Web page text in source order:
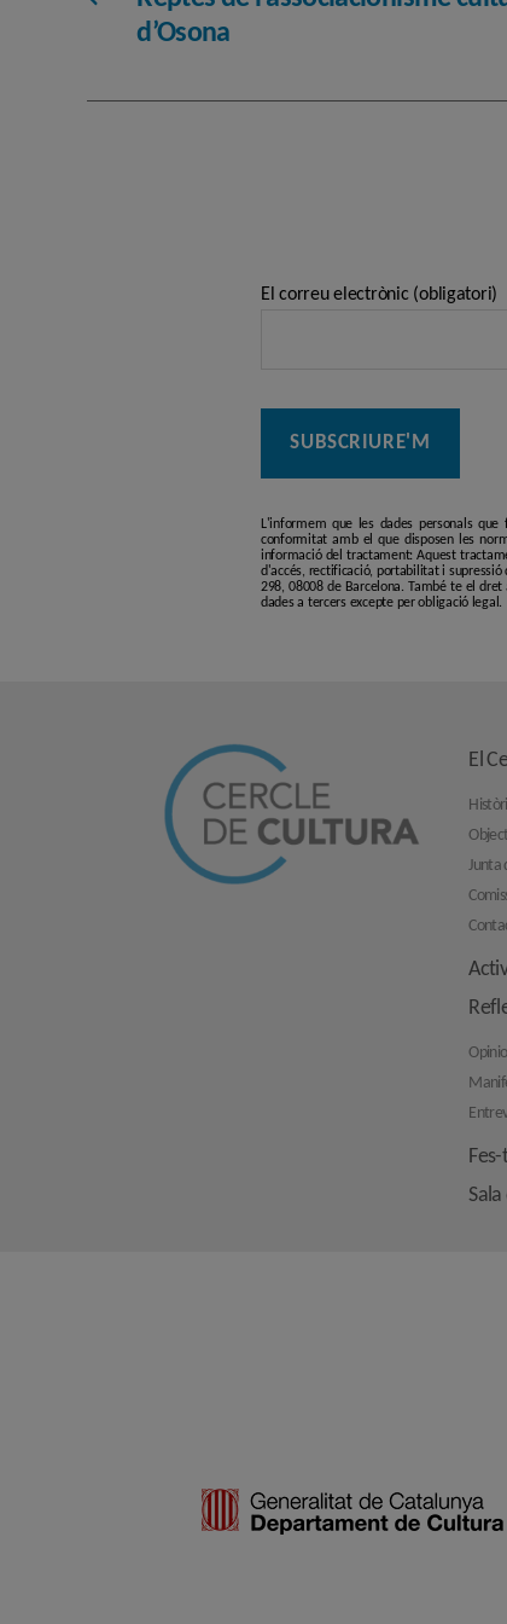
d’Osona
El correu electrònic (obligatori)
L'informem que les dades personals que
conformitat amb el que disposen les
informació del tractament: Aquest
d'accés, rectificació, portabilitat i
298, 08008 de Barcelona. També te el
dades a tercers excepte per obligació legal.
El
Junta